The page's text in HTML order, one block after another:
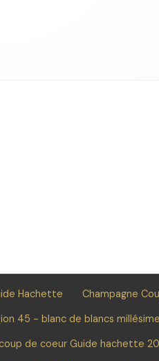
Hachette Champagne
45 - blanc de blancs
de coeur Guide hachette